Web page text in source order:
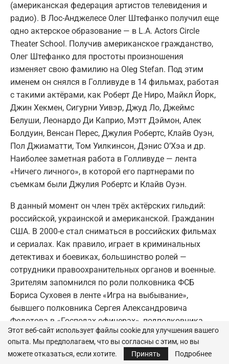
(американская федерация артистов телевидения и
радио). В Лос-Анджелесе Олег Штефанко получил еще
одно актерское образование — в L.A. Actors Circle
Theater School. Получив американское гражданство,
Олег Штефанко для простоты произношения
изменяет свою фамилию на Oleg Stefan. Под этим
именем он снялся в Голливуде в 14 фильмах, работая
с такими актёрами, как Роберт Де Ниро, Майкл Йорк,
Джин Хекмен, Сигурни Уивэр, Джуд Ло, Джеймс
Белуши, Леонардо Ди Каприо, Мэтт Дэймон, Алек
Болдуин, Венсан Перес, Джулия Робертс, Клайв Оуэн,
Пол Джиаматти, Том Уилкинсон, Дэнис О’Хэа и др.
Наиболее заметная работа в Голливуде — лента
«Ничего личного», в которой его партнерами по
съемкам были Джулия Робертс и Клайв Оуэн.
В данный момент он член трёх актёрских гильдий:
российской, украинской и американской. Гражданин
США. В 2000-е стал сниматься в российских фильмах
и сериалах. Как правило, играет в криминальных
детективах и боевиках, большинство ролей —
сотрудники правоохранительных органов и военные.
Зрителям запомнился по роли полковника ФСБ
Бориса Суховея в ленте «Игра на выбывание»,
бывшего полковника Сергея Александровича
Федотова в «Господах офицерах», подполковника
спецподразделения Алексея Тимофеева в боевике
«Группа «Zeta»», майора Кузнецова в «Оперативной
разработке», майора Воронкова в криминальном
Этот веб-сайт использует файлы cookie для улучшения вашего
опыта. Мы предполагаем, что вы согласны с этим, но вы
можете отказаться, если хотите.
Принять Подробнее